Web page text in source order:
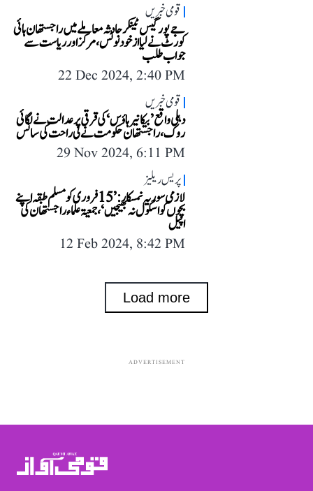
قومی خبریں
جے پور گیس ٹینکر حادثہ معاملے میں راجستھان ہائی
کورٹ نے لیا از خود نوٹس، مرکز اور ریاست سے
جواب طلب
22 Dec 2024, 2:40 PM
قومی خبریں
دہلی واقع ’بیکانیر ہاؤس‘ کی قرقی پر عدالت نے لگائی
روک، راجستھان حکومت نے لی راحت کی سانس
29 Nov 2024, 6:11 PM
پریس ریلیز
لازمی سوریہ نمسکار: ’15 فروری کو مسلم طبقہ اپنے
بچوں کو اسکول نہ بھیجیں‘، جمعیۃ علماء راجستھان کی
اپیل
12 Feb 2024, 8:42 PM
Load more
ADVERTISEMENT